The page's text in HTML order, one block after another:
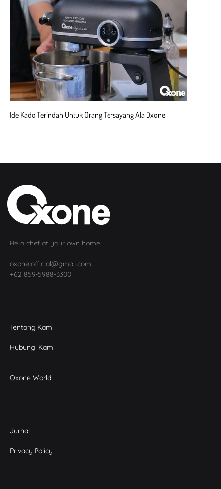
Ide Kado Terindah Untuk Orang Tersayang Ala Oxone
Be a chef at your own home
oxone.official@gmail.com
+62 859-5988-3300
Tentang Kami
Hubungi Kami
Oxone World
Jurnal
Privacy Policy